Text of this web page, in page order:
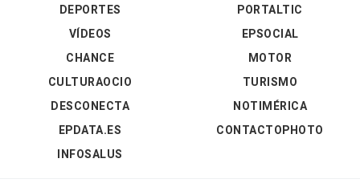
DEPORTES
VÍDEOS
PORTALTIC
EPSOCIAL
CHANCE
CULTURAOCIO
DESCONECTA
EPDATA.ES
INFOSALUS
MOTOR
TURISMO
NOTIMÉRICA
CONTACTOPHOTO